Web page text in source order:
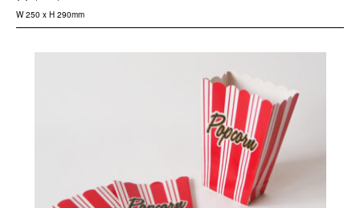
W 250 x H 290mm